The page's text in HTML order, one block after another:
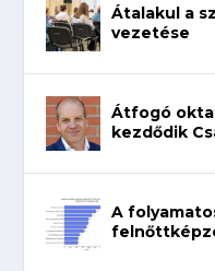
Átalakul a
vezetése
Átfogó
kezdődik
A